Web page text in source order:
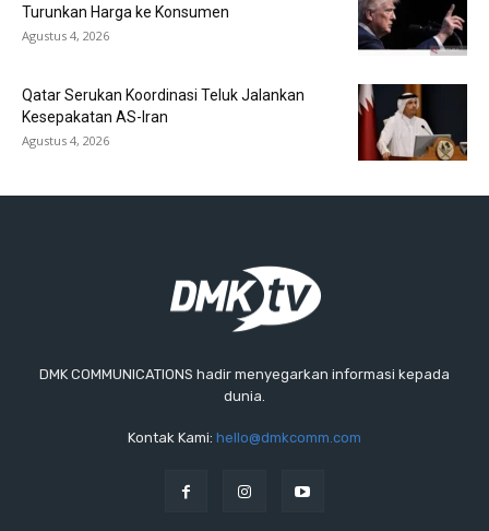
Turunkan Harga ke Konsumen
Agustus 4, 2026
Qatar Serukan Koordinasi Teluk Jalankan
Kesepakatan AS-Iran
Agustus 4, 2026
DMK COMMUNICATIONS hadir menyegarkan informasi kepada
dunia.
Kontak Kami: hello@dmkcomm.com